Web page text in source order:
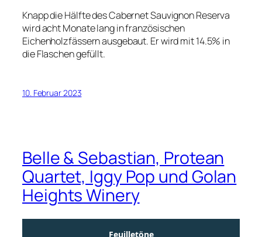
Knapp die Hälfte des Cabernet Sauvignon Reserva
wird acht Monate lang in französischen
Eichenholzfässern ausgebaut. Er wird mit 14.5% in
die Flaschen gefüllt.
10. Februar 2023
Belle & Sebastian, Protean
Quartet, Iggy Pop und Golan
Heights Winery